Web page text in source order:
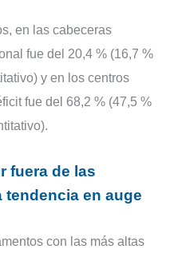
en las cabeceras
fue del 20,4 % (16,7 %
y en los centros
fue del 68,2 % (47,5 %
fuera de las
en auge
con las más altas